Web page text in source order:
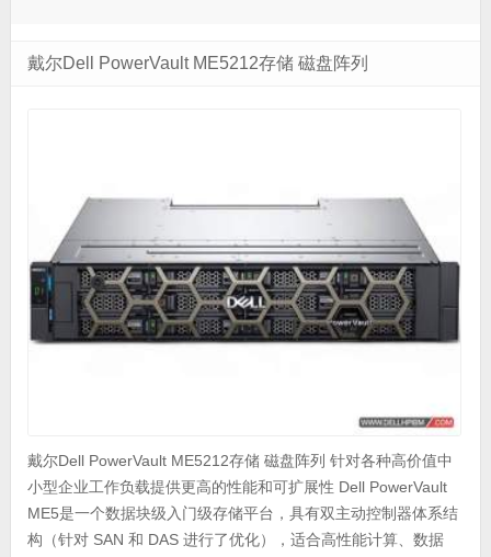
戴尔Dell PowerVault ME5212存储 磁盘阵列
戴尔Dell PowerVault ME5212存储 磁盘阵列 针对各种高价值中
小型企业工作负载提供更高的性能和可扩展性 Dell PowerVault
ME5是一个数据块级入门级存储平台，具有双主动控制器体系结
构（针对 SAN 和 DAS 进行了优化），适合高性能计算、数据